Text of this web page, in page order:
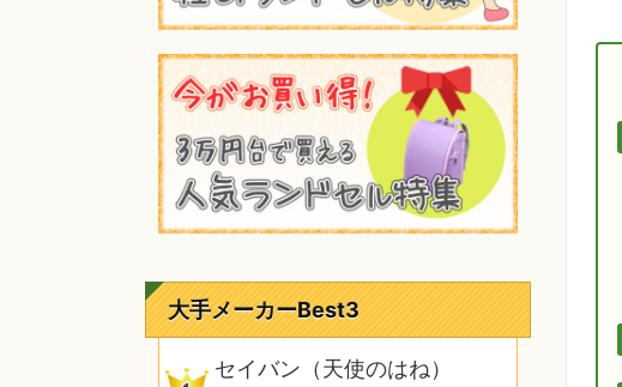
大手メーカーBest3
セイバン（天使のはね）